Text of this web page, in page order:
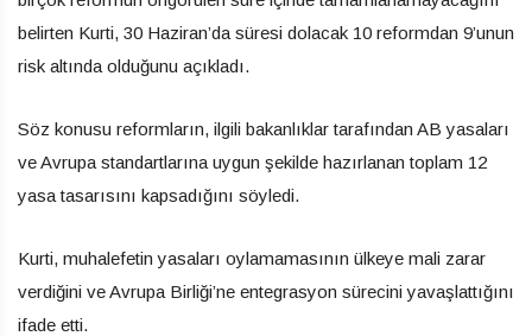
belirten Kurti, 30 Haziran’da süresi dolacak 10 reformdan 9’unun
risk altında olduğunu açıkladı.
Söz konusu reformların, ilgili bakanlıklar tarafından AB yasaları
ve Avrupa standartlarına uygun şekilde hazırlanan toplam 12
yasa tasarısını kapsadığını söyledi.
Kurti, muhalefetin yasaları oylamamasının ülkeye mali zarar
verdiğini ve Avrupa Birliği’ne entegrasyon sürecini yavaşlattığını
ifade etti.